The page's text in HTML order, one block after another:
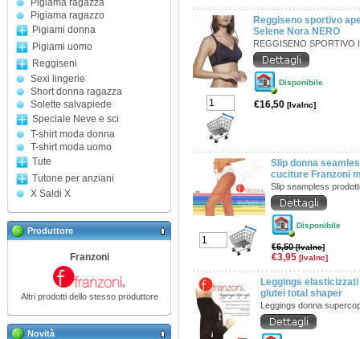
Pigiama ragazza
Pigiama ragazzo
Pigiami donna
Pigiami uomo
Reggiseni
Sexi lingerie
Short donna ragazza
Solette salvapiede
Speciale Neve e sci
T-shirt moda donna
T-shirt moda uomo
Tute
Tutone per anziani
X Saldi X
Produttore
Franzoni
Altri prodotti dello stesso produttore
Novità
Reggiseno sportivo
Selene Nora NERO
REGGISENO SPORTIVO
Disponibile
€16,50 [IvaInc]
Slip donna
cuciture Franzoni
Slip seampless
Disponibile
€6,50[IvaInc]
€3,95 [IvaInc]
Leggings
glutei total shaper
Leggings donna